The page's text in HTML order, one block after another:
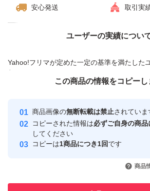
安心発送 取引実
ユーザーの実績につい
Yahoo!フリマが定めた一定の基準を満たした
付与しています
安心取引出品者
心・安全なユ
取引実績
引を完了させ
価格の相談 商
この商品の情報をコピーし
商品画像の無断転載は禁止されていま
コピーされた情報は必ずご自身の商
してください
コピーは1商品につき1回です
商品
この商品をみている人にオススメ